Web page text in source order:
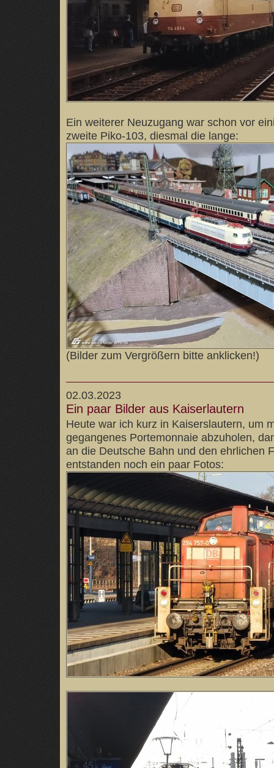
Ein weiterer Neuzugang war schon vor
zweite Piko-103, diesmal die lange:
(Bilder zum Vergrößern bitte anklicken!)
02.03.2023
Ein paar Bilder aus Kaiserlautern
Heute war ich kurz in Kaiserslautern, um
gegangenes Portemonnaie abzuholen,
an die Deutsche Bahn und den ehrlichen
entstanden noch ein paar Fotos: